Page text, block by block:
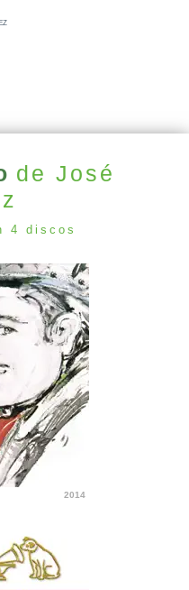
de José
4 discos
2014